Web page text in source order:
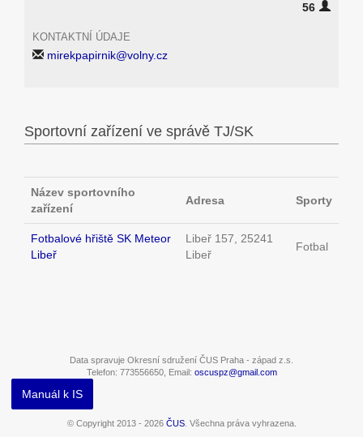
56
KONTAKTNÍ ÚDAJE
mirekpapirnik@volny.cz
Sportovní zařízení ve správě TJ/SK
Název sportovního
zařízení
Adresa Sporty
Fotbalové hřiště SK Meteor
Libeř
Libeř 157, 25241
Libeř
Fotbal
Data spravuje Okresní sdružení ČUS Praha - západ z.s.
Telefon: 773556650, Email: oscuspz@gmail.com
Manuál k IS
© Copyright 2013 - 2026 ČUS. Všechna práva vyhrazena.